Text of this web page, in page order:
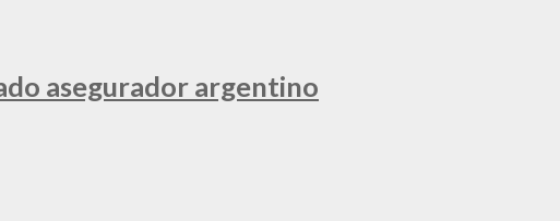
asegurador argentino